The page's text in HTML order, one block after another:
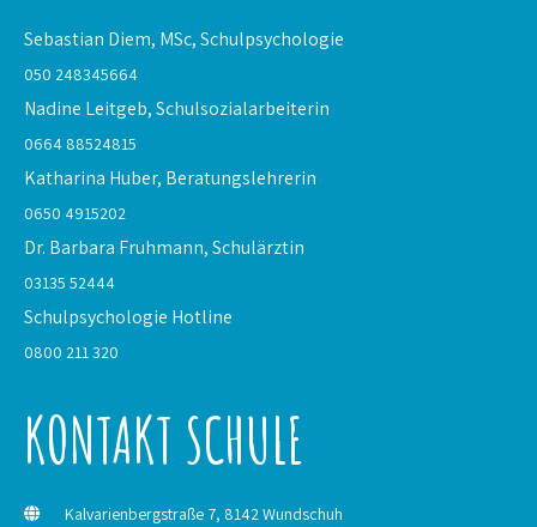
Sebastian Diem, MSc,Schulpsychologie
050 248345664
Nadine Leitgeb,Schulsozialarbeiterin
0664 88524815
Katharina Huber, Beratungslehrerin
0650 4915202
Dr. Barbara Fruhmann,Schulärztin
03135 52444
Schulpsychologie Hotline
0800 211 320
KONTAKT SCHULE
Kalvarienbergstraße 7, 8142 Wundschuh